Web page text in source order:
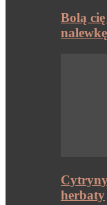
Bolą
herbaty